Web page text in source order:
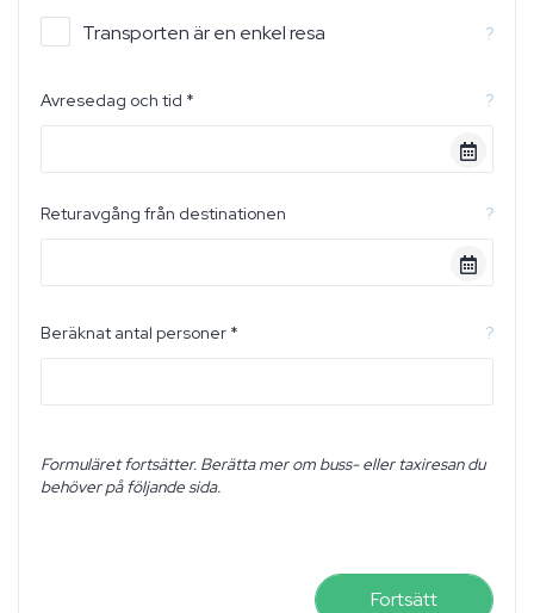
Transporten är en enkel resa ?
Avresedag och tid * ?
Returavgång från destinationen ?
Beräknat antal personer * ?
Formuläret fortsätter. Berätta mer om buss- eller taxiresan du
behöver på följande sida.
Fortsätt